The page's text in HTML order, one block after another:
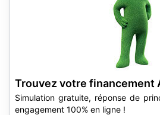
Trouvez votre financement
Simulation gratuite, réponse de
engagement 100% en ligne !